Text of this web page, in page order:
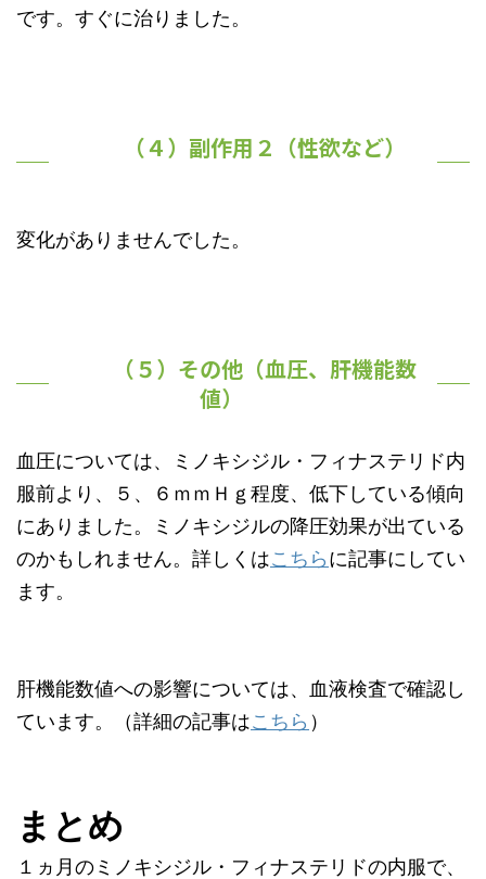
です。すぐに治りました。
（４）副作用２（性欲など）
変化がありませんでした。
（５）その他（血圧、肝機能数
値）
血圧については、ミノキシジル・フィナステリド内
服前より、５、６ｍｍＨｇ程度、低下している傾向
にありました。ミノキシジルの降圧効果が出ている
のかもしれません。詳しくはこちらに記事にしてい
ます。
肝機能数値への影響については、血液検査で確認し
ています。（詳細の記事はこちら ）
まとめ
１ヵ月のミノキシジル・フィナステリドの内服で、